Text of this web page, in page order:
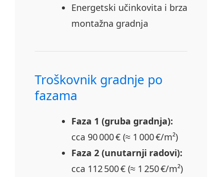
Energetski učinkovita i brza
montažna gradnja
Troškovnik gradnje po
fazama
Faza 1 (gruba gradnja):
cca 90 000 € (≈ 1 000 €/m²)
Faza 2 (unutarnji radovi):
cca 112 500 € (≈ 1 250 €/m²)